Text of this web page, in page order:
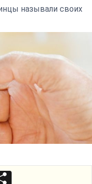
называли своих